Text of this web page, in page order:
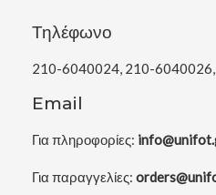
Τηλέφωνο
210-6040024, 210-
Email
Για πληροφορίες:
Για παραγγελίες: